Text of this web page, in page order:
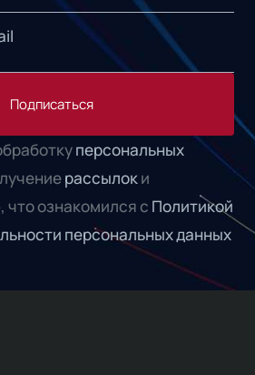
Подписаться
персональных
рассылоки
ознакомился с Политикой
персональных данных